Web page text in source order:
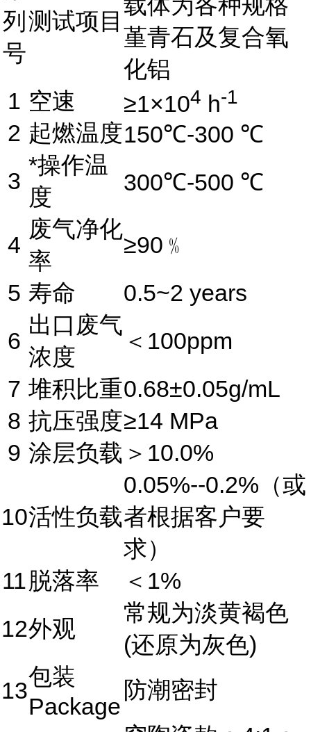
列
号
测试项目
堇青石及复合氧
化铝
1 空速 ≥1×104 h-1
2 起燃温度150℃-300 ℃
3
*操作温
度
300℃-500 ℃
4
废气净化
率
≥90﹪
5 寿命
0.5~2 years
6
出口废气
浓度
＜100ppm
7 堆积比重0.68±0.05g/mL
8 抗压强度≥14 MPa
9 涂层负载 ＞10.0%
10活性负载
0.05%--0.2%（或
者根据客户要
求）
11脱落率
＜1%
12外观
常规为淡黄褐色
(还原为灰色)
13
包装
Package
防潮密封